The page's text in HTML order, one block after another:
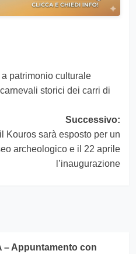
patrimonio culturale
storici dei carri di
Successivo:
Kouros sarà esposto per un
archeologico e il 22 aprile
l’inaugurazione
– Appuntamento con